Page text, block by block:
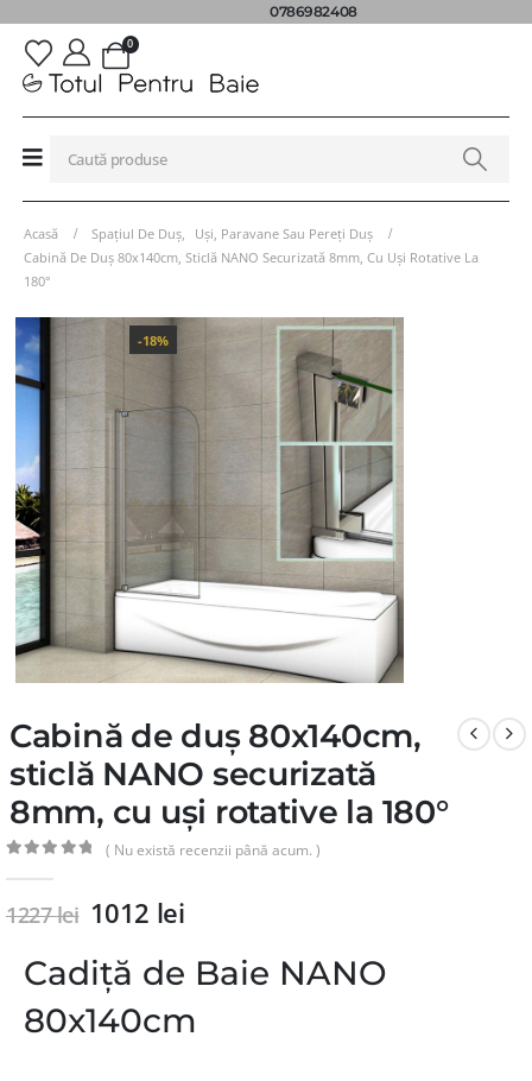
0786982408
0
Acasă Spațiul De Duș
Uși, Paravane Sau Pereți Duș
Cabină De Duș 80x140cm, Sticlă NANO Securizată 8mm, Cu Uși Rotative La
180°
-18%
Cabină de duș 80x140cm,
sticlă NANO securizată
8mm, cu uși rotative la 180°
( Nu există recenzii până acum. )
1227lei 1012 lei
Cadiță de Baie NANO
80x140cm